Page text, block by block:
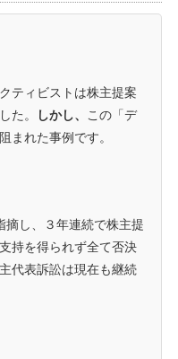
ティビストは株主提案
た。
しかし、
この「デ
まれた事例です。
摘し、３年連続で株主提
持を得られず全て否決
代表訴訟は現在も継続